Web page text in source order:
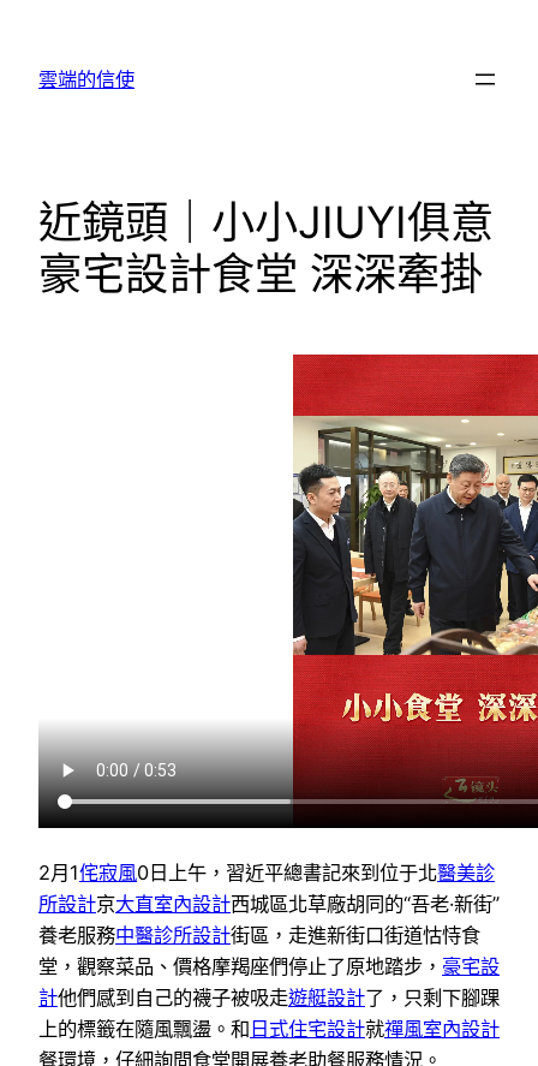
雲端的信使
近鏡頭｜小小JIUYI俱意
豪宅設計食堂 深深牽掛
2月1侘寂風0日上午，習近平總書記來到位于北醫美診
所設計京大直室內設計西城區北草廠胡同的“吾老·新街”
養老服務中醫診所設計街區，走進新街口街道怙恃食
堂，觀察菜品、價格摩羯座們停止了原地踏步， 豪宅設
計他們感到自己的襪子被吸走遊艇設計了，只剩下腳踝
上的標籤在隨風飄盪。和日式住宅設計就禪風室內設計
餐環境，仔細詢問食堂開展養老助餐服務情況。